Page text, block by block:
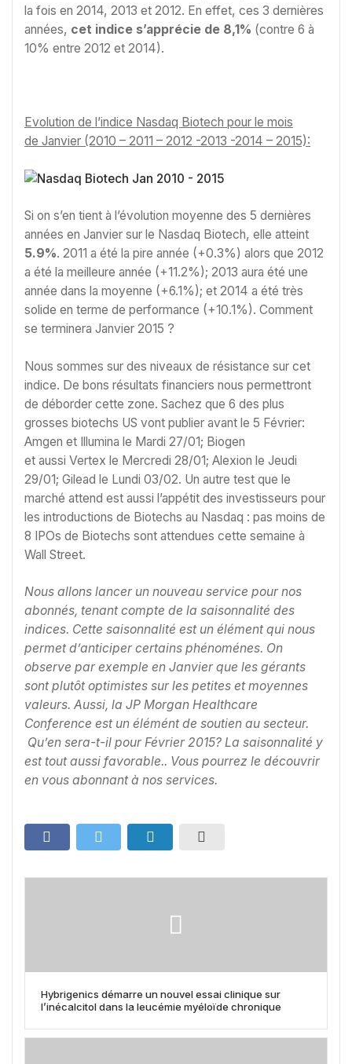
la fois en 2014, 2013 et 2012. En effet, ces 3 dernières
années, cet indice s’apprécie de 8,1% (contre 6 à
10% entre 2012 et 2014).
Evolution de l’indice Nasdaq Biotech pour le mois
de Janvier (2010 – 2011 – 2012 -2013 -2014 – 2015):
Si on s’en tient à l’évolution moyenne des 5 dernières
années en Janvier sur le Nasdaq Biotech, elle atteint
5.9%. 2011 a été la pire année (+0.3%) alors que 2012
a été la meilleure année (+11.2%); 2013 aura été une
année dans la moyenne (+6.1%); et 2014 a été très
solide en terme de performance (+10.1%). Comment
se terminera Janvier 2015 ?
Nous sommes sur des niveaux de résistance sur cet
indice. De bons résultats financiers nous permettront
de déborder cette zone. Sachez que 6 des plus
grosses biotechs US vont publier avant le 5 Février:
Amgen et Illumina le Mardi 27/01; Biogen
et aussi Vertex le Mercredi 28/01; Alexion le Jeudi
29/01; Gilead le Lundi 03/02. Un autre test que le
marché attend est aussi l’appétit des investisseurs pour
les introductions de Biotechs au Nasdaq : pas moins de
8 IPOs de Biotechs sont attendues cette semaine à
Wall Street.
Nous allons lancer un nouveau service pour nos
abonnés, tenant compte de la saisonnalité des
indices. Cette saisonnalité est un élément qui nous
permet d’anticiper certains phénoménes. On
observe par exemple en Janvier que les gérants
sont plutôt optimistes sur les petites et moyennes
valeurs. Aussi, la JP Morgan Healthcare
Conference est un élémént de soutien au secteur.
Qu’en sera-t-il pour Février 2015? La saisonnalité y
est tout aussi favorable.. Vous pourrez le découvrir
en vous abonnant à nos services.
Hybrigenics démarre un nouvel essai clinique sur
l’inécalcitol dans la leucémie myéloïde chronique